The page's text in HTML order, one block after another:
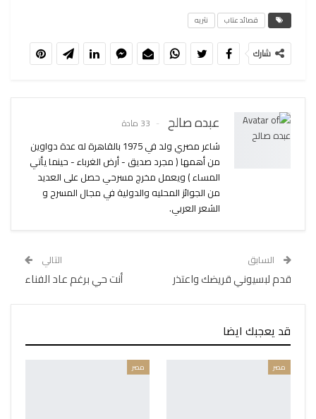
قصائد عتاب نثريه
شارك
عبده صالح 33 مادة
شاعر مصري ولد في 1975 بالقاهرة له عدة دواوين
من أهمها ( مجرد صديق - أرض الغرباء - حينما يأتي
المساء ) ويعمل مخرج مسرحي حصل على العديد
من الجوائز المحليه والدولية في مجال المسرح و
الشعر العربي.
السابق
قدم لبسيوني قريضك واعتذر
التالي
أنت حي برغم عاد الفناء
قد يعجبك ايضا
مصر مصر